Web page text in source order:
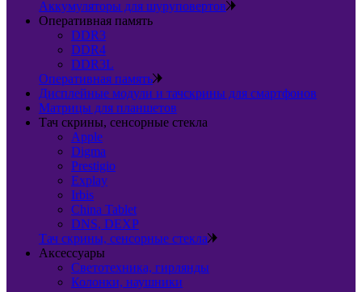
Аккумуляторы для шуруповертов
Оперативная память
DDR3
DDR4
DDR3L
Оперативная память
Дисплейные модули и тачскрины для смартфонов
Матрицы для планшетов
Тач скрины, сенсорные стекла
Apple
Digma
Prestigio
Explay
Irbis
China Tablet
DNS, DEXP
Тач скрины, сенсорные стекла
Аксессуары
Светотехника, гирлянды
Колонки, наушники